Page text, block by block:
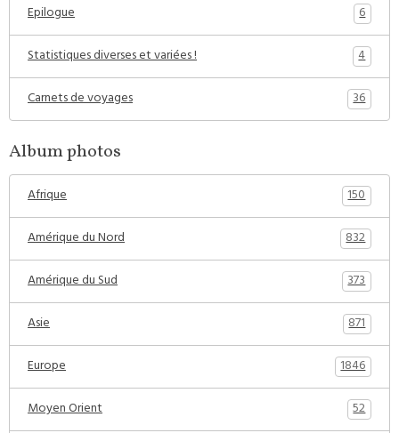
Epilogue
6
Statistiques diverses et variées !
4
Carnets de voyages
36
Album photos
Afrique
150
Amérique du Nord
832
Amérique du Sud
373
Asie
871
Europe
1846
Moyen Orient
52